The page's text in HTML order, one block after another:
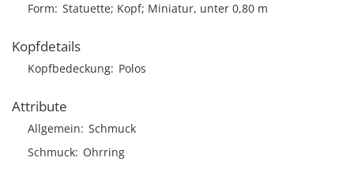
Form Statuette; Kopf; Miniatur, unter 0,80 m
Kopfdetails
Kopfbedeckung Polos
Attribute
Allgemein Schmuck
Schmuck Ohrring